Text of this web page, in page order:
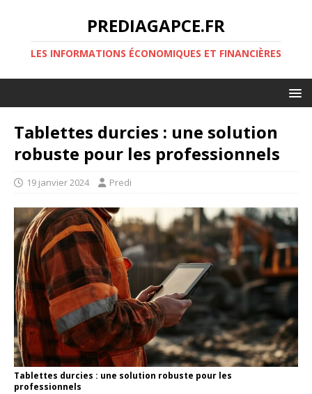
PREDIAGAPCE.FR
LES INFORMATIONS ÉCONOMIQUES ET FINANCIÈRES
Tablettes durcies : une solution
robuste pour les professionnels
19 janvier 2024 Predi
Tablettes durcies : une solution robuste pour les
professionnels